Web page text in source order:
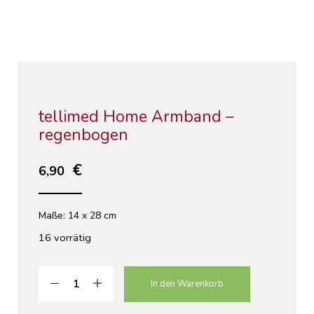
tellimed Home Armband –
regenbogen
6,90
Maße: 14 x 28 cm
16 vorrätig
In den Warenkorb